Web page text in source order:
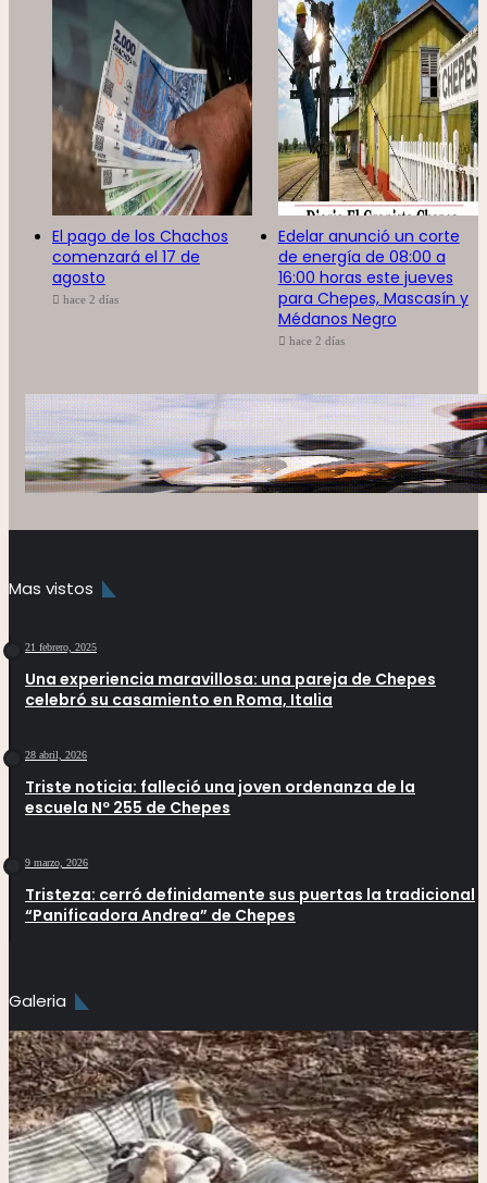
El pago de los Chachos
comenzará el 17 de
agosto
hace 2 días
Edelar anunció un corte
de energía de 08:00 a
16:00 horas este jueves
para Chepes, Mascasín y
Médanos Negro
hace 2 días
Mas vistos
21 febrero, 2025
Una experiencia maravillosa: una pareja de Chepes
celebró su casamiento en Roma, Italia
28 abril, 2026
Triste noticia: falleció una joven ordenanza de la
escuela Nº 255 de Chepes
9 marzo, 2026
Tristeza: cerró definidamente sus puertas la tradicional
“Panificadora Andrea” de Chepes
Galeria